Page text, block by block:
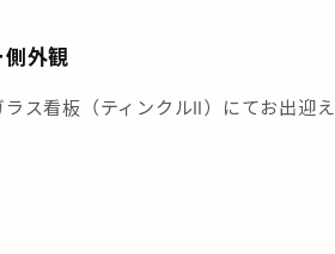
外観
ス看板（ティンクルⅡ）にてお出迎え